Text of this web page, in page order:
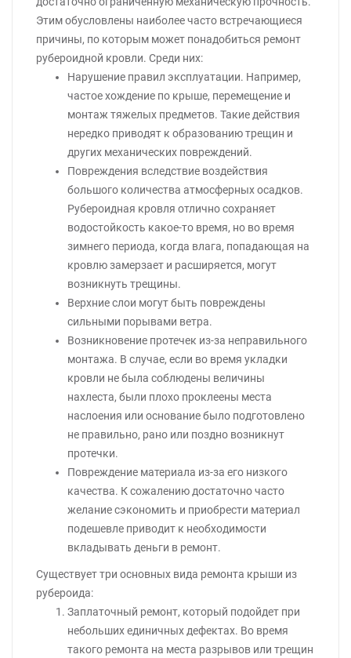
Этим обусловлены наиболее часто встречающиеся
причины, по которым может понадобиться ремонт
рубероидной кровли. Среди них:
Нарушение правил эксплуатации. Например,
частое хождение по крыше, перемещение и
монтаж тяжелых предметов. Такие действия
нередко приводят к образованию трещин и
других механических повреждений.
Повреждения вследствие воздействия
большого количества атмосферных осадков.
Рубероидная кровля отлично сохраняет
водостойкость какое-то время, но во время
зимнего периода, когда влага, попадающая на
кровлю замерзает и расширяется, могут
возникнуть трещины.
Верхние слои могут быть повреждены
сильными порывами ветра.
Возникновение протечек из-за неправильного
монтажа. В случае, если во время укладки
кровли не была соблюдены величины
нахлеста, были плохо проклеены места
наслоения или основание было подготовлено
не правильно, рано или поздно возникнут
протечки.
Повреждение материала из-за его низкого
качества. К сожалению достаточно часто
желание сэкономить и приобрести материал
подешевле приводит к необходимости
вкладывать деньги в ремонт.
Существует три основных вида ремонта крыши из
рубероида:
Заплаточный ремонт, который подойдет при
небольших единичных дефектах. Во время
такого ремонта на места разрывов или трещин